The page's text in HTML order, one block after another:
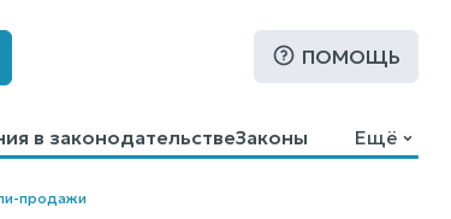
ПОМОЩЬ
в законодательствеЗаконы
Ещё
продажи